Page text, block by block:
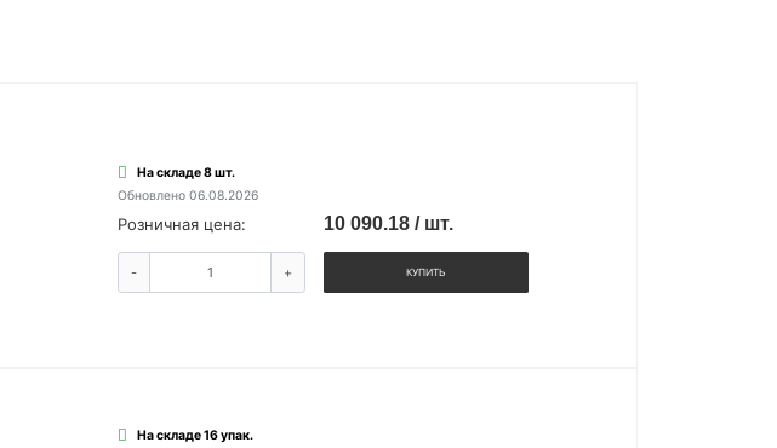
На складе 8 шт.
Обновлено 06.08.2026
Розничная цена: 10 090.18 / шт.
- + КУПИТЬ
На складе 16 упак.